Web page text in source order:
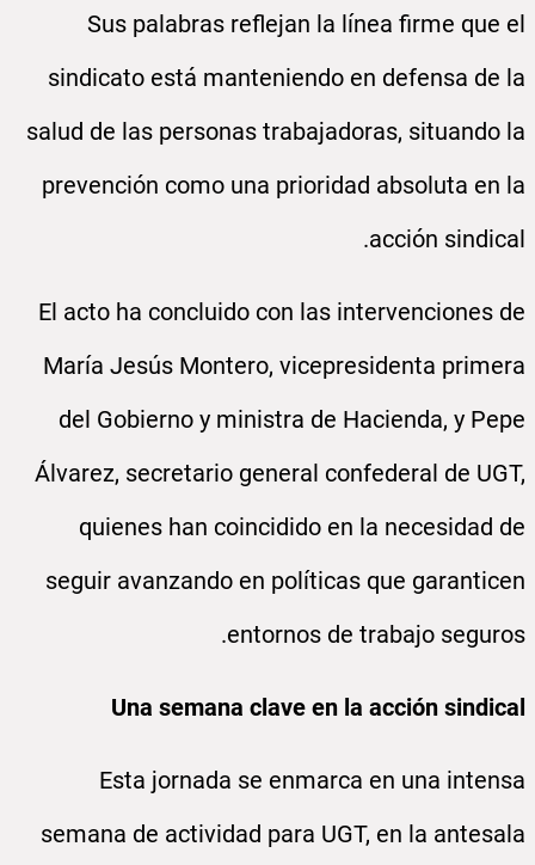
Sus palabras reflejan la línea firme que el
sindicato está manteniendo en defensa de la
salud de las personas trabajadoras, situando la
prevención como una prioridad absoluta en la
acción sindical.
El acto ha concluido con las intervenciones de
María Jesús Montero, vicepresidenta primera
del Gobierno y ministra de Hacienda, y Pepe
Álvarez, secretario general confederal de UGT,
quienes han coincidido en la necesidad de
seguir avanzando en políticas que garanticen
entornos de trabajo seguros.
Una semana clave en la acción sindical
Esta jornada se enmarca en una intensa
semana de actividad para UGT, en la antesala